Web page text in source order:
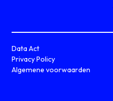
Data Act
Privacy Policy
Algemene voorwaarden